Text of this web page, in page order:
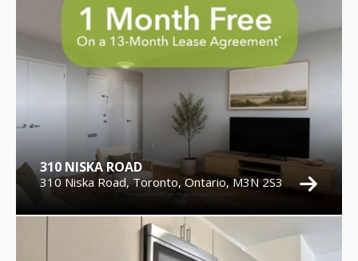
310 NISKA ROAD
310 Niska Road, Toronto, Ontario, M3N 2S3